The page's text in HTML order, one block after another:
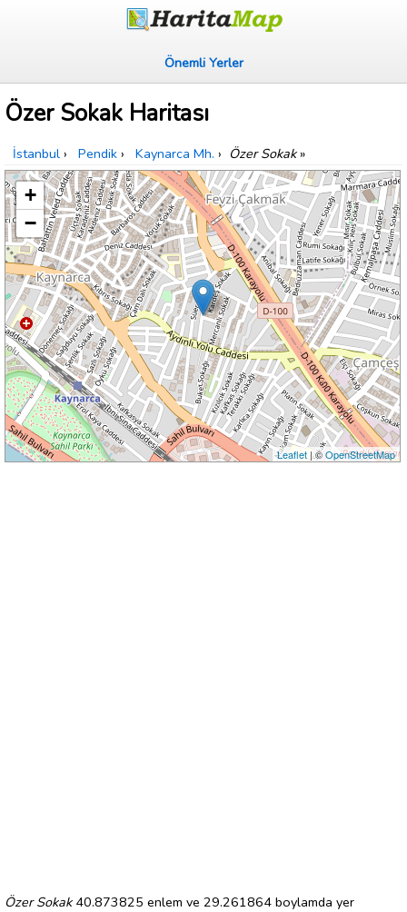
Önemli Yerler
Özer Sokak Haritası
İstanbul › Pendik › Kaynarca Mh. › Özer Sokak»
+
−
Leaflet| ©OpenStreetMap
Özer Sokak40.873825 enlem ve 29.261864 boylamda yer